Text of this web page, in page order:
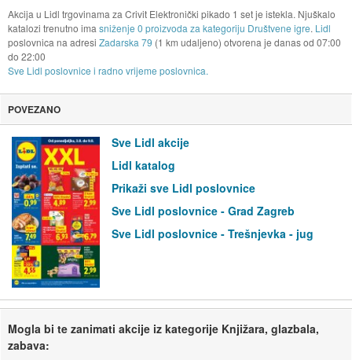
Akcija u Lidl trgovinama za Crivit Elektronički pikado 1 set je istekla. Njuškalo
katalozi trenutno ima sniženje 0 proizvoda za kategoriju Društvene igre. Lidl
poslovnica na adresi Zadarska 79 (1 km udaljeno) otvorena je danas od 07:00
do 22:00
Sve Lidl poslovnice i radno vrijeme poslovnica.
POVEZANO
Sve Lidl akcije
Lidl katalog
Prikaži sve Lidl poslovnice
Sve Lidl poslovnice - Grad Zagreb
Sve Lidl poslovnice - Trešnjevka - jug
Mogla bi te zanimati akcije iz kategorije Knjižara, glazbala,
zabava: